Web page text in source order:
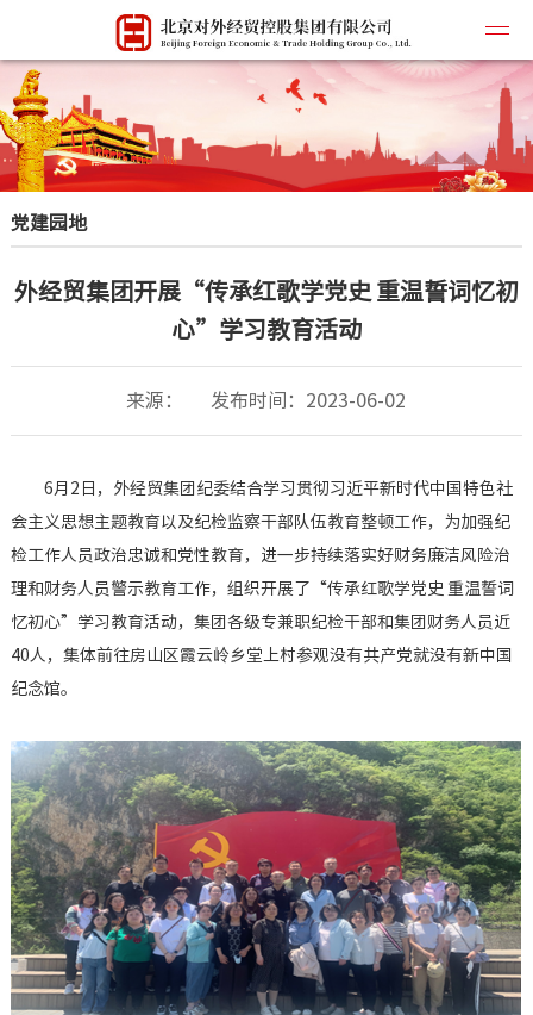
公司简
主营业
企业基
机构设
重要人
投资（
其他信
党建园地
外经贸集团开展“传承红歌学党史 重温誓词忆初
心”学习教育活动
来源： 发布时间：2023-06-02
6月2日，外经贸集团纪委结合学习贯彻习近平新时代中国特色社
会主义思想主题教育以及纪检监察干部队伍教育整顿工作，为加强纪
检工作人员政治忠诚和党性教育，进一步持续落实好财务廉洁风险治
理和财务人员警示教育工作，组织开展了“传承红歌学党史 重温誓词
忆初心”学习教育活动，集团各级专兼职纪检干部和集团财务人员近
40人，集体前往房山区霞云岭乡堂上村参观没有共产党就没有新中国
纪念馆。